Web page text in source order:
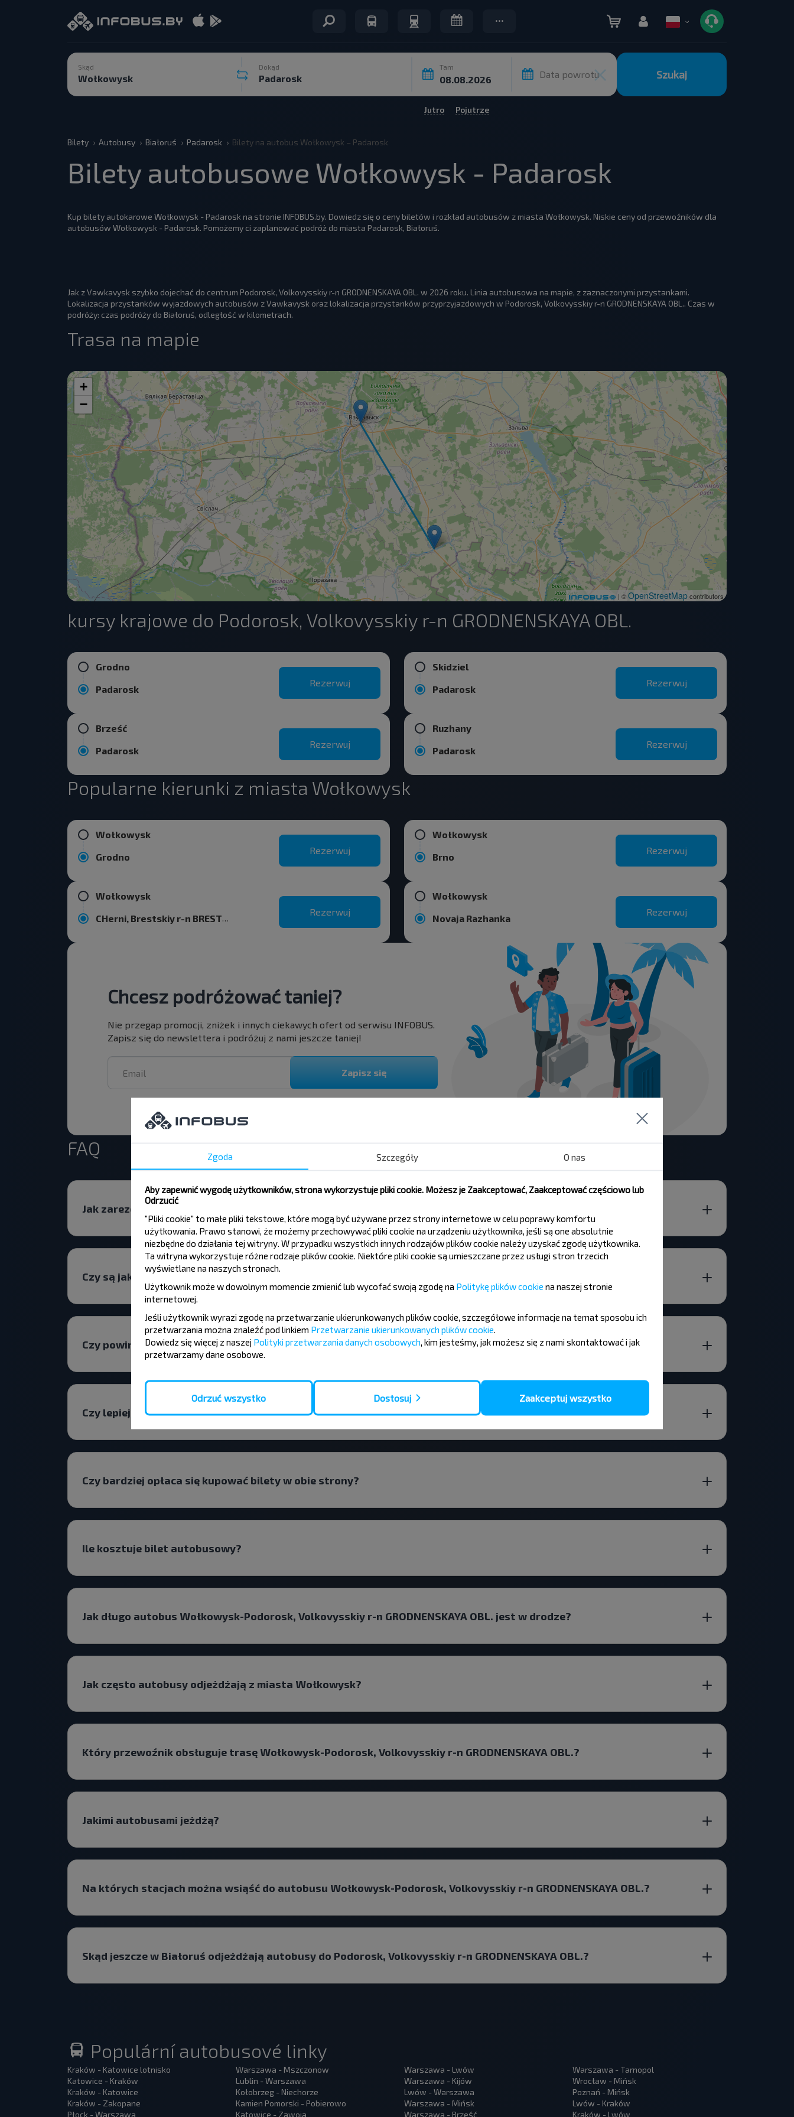
Skąd Dokąd Tam
Data powrotu Szukaj
Jutro Pojutrze
Bilety Autobusy Białoruś Padarosk Bilety na autobus Wołkowysk – Padarosk
Bilety autobusowe Wołkowysk - Padarosk
Kup bilety autokarowe Wołkowysk - Padarosk na stronie INFOBUS.by. Dowiedz się o ceny biletów i rozkład autobusów z miasta Wołkowysk. Niskie ceny od przewoźników dla
autobusów Wołkowysk - Padarosk. Pomożemy ci zaplanować podróż do miasta Padarosk, Białoruś.
Jak z Vawkavysk szybko dojechać do centrum Podorosk, Volkovysskiy r-n GRODNENSKAYA OBL. w 2026 roku. Linia autobusowa na mapie, z zaznaczonymi przystankami.
Lokalizacja przystanków wyjazdowych autobusów z Vawkavysk oraz lokalizacja przystanków przyprzyjazdowych w Podorosk, Volkovysskiy r-n GRODNENSKAYA OBL.. Czas w
podróży: czas podróży do Białoruś, odległość w kilometrach.
Trasa na mapie
+
−
| ©OpenStreetMapcontributors
kursy krajowe do Podorosk, Volkovysskiy r-n GRODNENSKAYA OBL.
Grodno
Padarosk
Rezerwuj
Brześć
Padarosk
Rezerwuj
Skidziel
Padarosk
Rezerwuj
Ruzhany
Padarosk
Rezerwuj
Popularne kierunki z miasta Wołkowysk
Wołkowysk
Grodno
Rezerwuj
Wołkowysk
CHerni, Brestskiy r-n BRESTSKAYA OBL.
Rezerwuj
Wołkowysk
Brno
Rezerwuj
Wołkowysk
Novaja Razhanka
Rezerwuj
Chcesz podróżować taniej?
Nie przegap promocji, zniżek i innych ciekawych ofert od serwisu INFOBUS.
Zapisz się do newslettera i podróżuj z nami jeszcze taniej!
Zapisz się
FAQ
Jak zarezerwować bilet autobusowy?
Czy są jakieś ograniczenia dotyczące podróży?
Czy powinienem szukać biletów Wołkowysk-Podorosk, Volkovysskiy r-n GRODNENSKAYA OBL. z wyprzedzeniem?
Czy lepiej wybrać lot bezpośredni czy z przesiadką na stronie Podorosk, Volkovysskiy r-n GRODNENSKAYA OBL.?
Czy bardziej opłaca się kupować bilety w obie strony?
Ile kosztuje bilet autobusowy?
Jak długo autobus Wołkowysk-Podorosk, Volkovysskiy r-n GRODNENSKAYA OBL. jest w drodze?
Jak często autobusy odjeżdżają z miasta Wołkowysk?
Który przewoźnik obsługuje trasę Wołkowysk-Podorosk, Volkovysskiy r-n GRODNENSKAYA OBL.?
Jakimi autobusami jeżdżą?
Na których stacjach można wsiąść do autobusu Wołkowysk-Podorosk, Volkovysskiy r-n GRODNENSKAYA OBL.?
Skąd jeszcze w Białoruś odjeżdżają autobusy do Podorosk, Volkovysskiy r-n GRODNENSKAYA OBL.?
Populární autobusové linky
Kraków - Katowice lotnisko
Katowice - Kraków
Kraków - Katowice
Kraków - Zakopane
Płock - Warszawa
Warszawa - Mszczonow
Lublin - Warszawa
Kołobrzeg - Niechorze
Kamien Pomorski - Pobierowo
Katowice - Zawoja
Warszawa - Lwów
Warszawa - Kijów
Lwów - Warszawa
Warszawa - Mińsk
Warszawa - Brześć
Warszawa - Tarnopol
Wrocław - Mińsk
Poznań - Mińsk
Lwów - Kraków
Kraków - Lwów
Zgoda Szczegóły O nas
Aby zapewnić wygodę użytkowników, strona wykorzystuje pliki cookie. Możesz je Zaakceptować, Zaakceptować częściowo lub
Odrzucić
"Pliki cookie" to małe pliki tekstowe, które mogą być używane przez strony internetowe w celu poprawy komfortu
użytkowania. Prawo stanowi, że możemy przechowywać pliki cookie na urządzeniu użytkownika, jeśli są one absolutnie
niezbędne do działania tej witryny. W przypadku wszystkich innych rodzajów plików cookie należy uzyskać zgodę użytkownika.
Ta witryna wykorzystuje różne rodzaje plików cookie. Niektóre pliki cookie są umieszczane przez usługi stron trzecich
wyświetlane na naszych stronach.
Użytkownik może w dowolnym momencie zmienić lub wycofać swoją zgodę na Politykę plików cookie na naszej stronie
internetowej
Jeśli użytkownik wyrazi zgodę na przetwarzanie ukierunkowanych plików cookie, szczegółowe informacje na temat sposobu ich
przetwarzania można znaleźć pod linkiem Przetwarzanie ukierunkowanych plików cookie
Dowiedz się więcej z naszej Polityki przetwarzania danych osobowych , kim jesteśmy, jak możesz się z nami skontaktować i jak
przetwarzamy dane osobowe.
Odrzuć wszystko Dostosuj Zaakceptuj wszystko